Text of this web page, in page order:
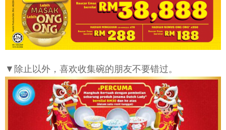
▼除止以外，喜欢收集碗的朋友不要错过。